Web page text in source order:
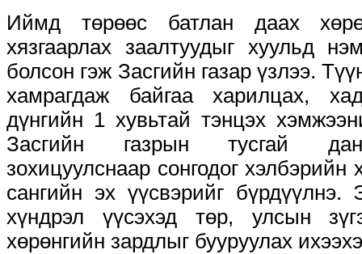
Иймд төрөөс батлан даах
хязгаарлах заалтуудыг хуульд
болсон гэж Засгийн газар үзлээ.
хамрагдаж байгаа харилцах,
дүнгийн 1 хувьтай тэнцэх
Засгийн газрын тусгай
зохицуулснаар сонгодог
сангийн эх үүсвэрийг
хүндрэл үүсэхэд төр, улсын
хөрөнгийн зардлыг бууруулах